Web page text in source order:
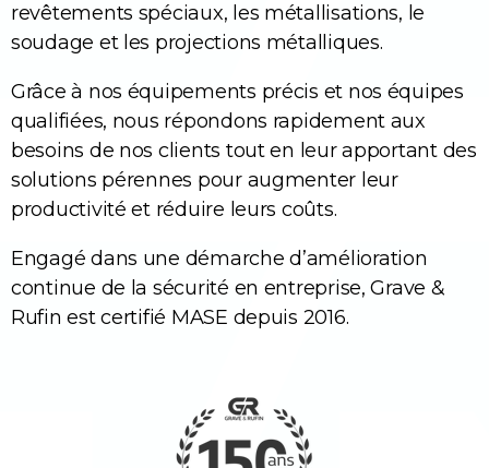
revêtements spéciaux, les métallisations, le
soudage et les projections métalliques.
Grâce à nos équipements précis et nos équipes
qualifiées, nous répondons rapidement aux
besoins de nos clients tout en leur apportant des
solutions pérennes pour augmenter leur
productivité et réduire leurs coûts.
Engagé dans une démarche d’amélioration
continue de la sécurité en entreprise, Grave &
Rufin est certifié MASE depuis 2016.